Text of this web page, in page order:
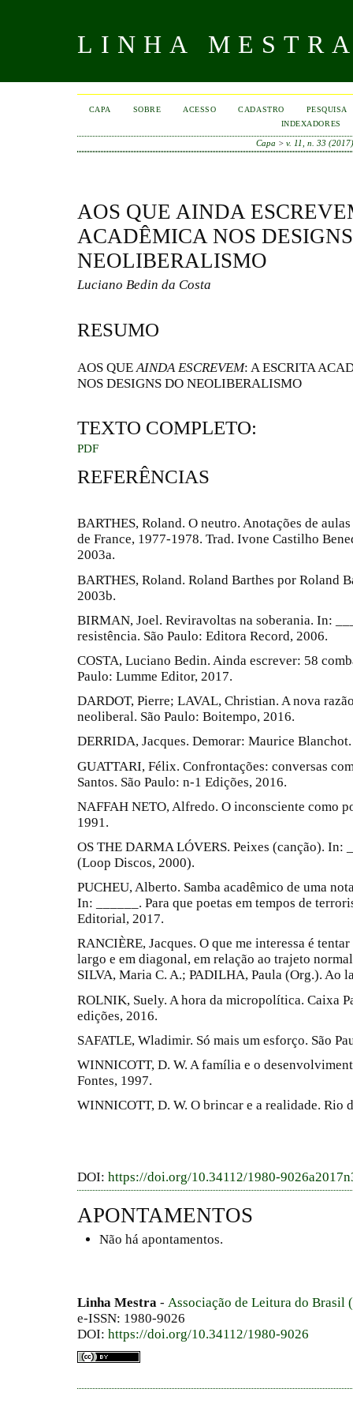
LINHA
CAPA SOBRE ACESSO CADASTRO
PESQUISA
INDEXADORES
Capa >v. 11, n. 33
AOS QUE AINDA
ACADÊMICA NOS
NEOLIBERALISMO
Luciano Bedin da Costa
RESUMO
AOS QUE AINDA ESCREVEM: A ESCRITA
NOS DESIGNS DO NEOLIBERALISMO
TEXTO COMPLETO:
PDF
REFERÊNCIAS
BARTHES, Roland. O neutro. Anotações de
de France, 1977-1978. Trad. Ivone Castilho
2003a.
BARTHES, Roland. Roland Barthes por Roland
2003b.
BIRMAN, Joel. Reviravoltas na soberania. In:
resistência. São Paulo: Editora Record, 2006.
COSTA, Luciano Bedin. Ainda escrever: 58
Paulo: Lumme Editor, 2017.
DARDOT, Pierre; LAVAL, Christian. A nova
neoliberal. São Paulo: Boitempo, 2016.
DERRIDA, Jacques. Demorar: Maurice
GUATTARI, Félix. Confrontações: conversas
Santos. São Paulo: n-1 Edições, 2016.
NAFFAH NETO, Alfredo. O inconsciente como
1991.
OS THE DARMA LÓVERS. Peixes (canção). In:
(Loop Discos, 2000).
PUCHEU, Alberto. Samba acadêmico de uma
In: ______. Para que poetas em tempos de
Editorial, 2017.
RANCIÈRE, Jacques. O que me interessa é
largo e em diagonal, em relação ao trajeto
SILVA, Maria C. A.; PADILHA, Paula (Org.). Ao
ROLNIK, Suely. A hora da micropolítica. Caixa
edições, 2016.
SAFATLE, Wladimir. Só mais um esforço. São
WINNICOTT, D. W. A família e o
Fontes, 1997.
WINNICOTT, D. W. O brincar e a realidade. Rio
DOI: https://doi.org/10.34112/1980-
APONTAMENTOS
Não há apontamentos.
Linha Mestra - Associação de Leitura do Brasil
e-ISSN: 1980-9026
DOI: https://doi.org/10.34112/1980-9026